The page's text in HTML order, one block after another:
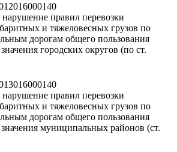
правил перевозки
и тяжеловесных грузов по
дорогам общего пользования
городских округов (по ст.
правил перевозки
и тяжеловесных грузов по
дорогам общего пользования
муниципальных районов (ст.